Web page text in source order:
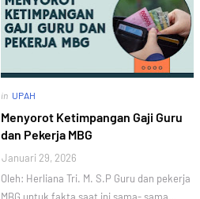
in UPAH
Menyorot Ketimpangan Gaji Guru
dan Pekerja MBG
Januari 29, 2026
Oleh: Herliana Tri. M. S.P Guru dan pekerja